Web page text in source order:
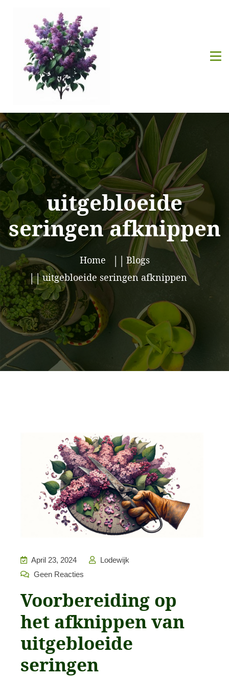
uitgebloeide
seringen afknippen
Home
Blogs
uitgebloeide seringen afknippen
April 23, 2024
Lodewijk
Geen Reacties
Voorbereiding op
het afknippen van
uitgebloeide
seringen